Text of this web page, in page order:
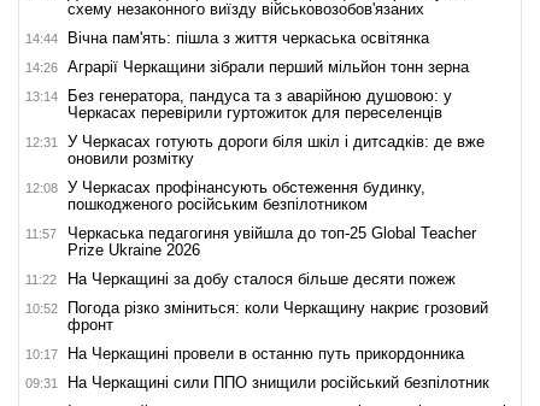
схему незаконного виїзду військовозобов'язаних
14:44 Вічна пам'ять: пішла з життя черкаська освітянка
14:26 Аграрії Черкащини зібрали перший мільйон тонн зерна
13:14
Без генератора, пандуса та з аварійною душовою: у
Черкасах перевірили гуртожиток для переселенців
12:31
У Черкасах готують дороги біля шкіл і дитсадків: де вже
оновили розмітку
12:08
У Черкасах профінансують обстеження будинку,
пошкодженого російським безпілотником
11:57
Черкаська педагогиня увійшла до топ-25 Global Teacher
Prize Ukraine 2026
11:22 На Черкащині за добу сталося більше десяти пожеж
10:52
Погода різко зміниться: коли Черкащину накриє грозовий
фронт
10:17 На Черкащині провели в останню путь прикордонника
09:31 На Черкащині сили ППО знищили російський безпілотник